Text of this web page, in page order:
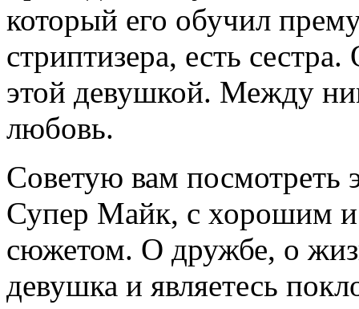
который его обучил
стриптизера, есть
этой девушкой. Между
любовь.
Советую вам
Супер Майк, с хорошим
сюжетом. О дружбе, о
девушка и являетесь